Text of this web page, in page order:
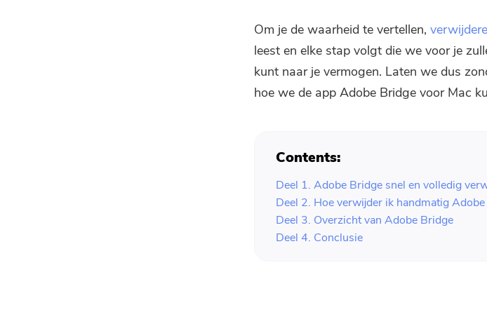
Om je de waarheid te vertellen,
leest en elke stap volgt die we voor je
kunt naar je vermogen. Laten we dus
hoe we de app Adobe Bridge voor Mac
Contents:
Deel 1. Adobe Bridge snel en volledig
Deel 2. Hoe verwijder ik handmatig
Deel 3. Overzicht van Adobe Bridge
Deel 4. Conclusie